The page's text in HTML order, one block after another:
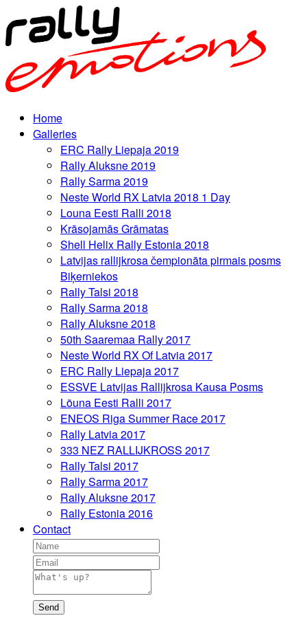
Home
Galleries
ERC Rally Liepaja 2019
Rally Aluksne 2019
Rally Sarma 2019
Neste World RX Latvia 2018 1 Day
Louna Eesti Ralli 2018
Krāsojamās Grāmatas
Shell Helix Rally Estonia 2018
Latvijas rallijkrosa čempionāta pirmais posms
Biķerniekos
Rally Talsi 2018
Rally Sarma 2018
Rally Aluksne 2018
50th Saaremaa Rally 2017
Neste World RX Of Latvia 2017
ERC Rally Liepaja 2017
ESSVE Latvijas Rallijkrosa Kausa Posms
Lõuna Eesti Ralli 2017
ENEOS Riga Summer Race 2017
Rally Latvia 2017
333 NEZ RALLIJKROSS 2017
Rally Talsi 2017
Rally Sarma 2017
Rally Aluksne 2017
Rally Estonia 2016
Contact
Send